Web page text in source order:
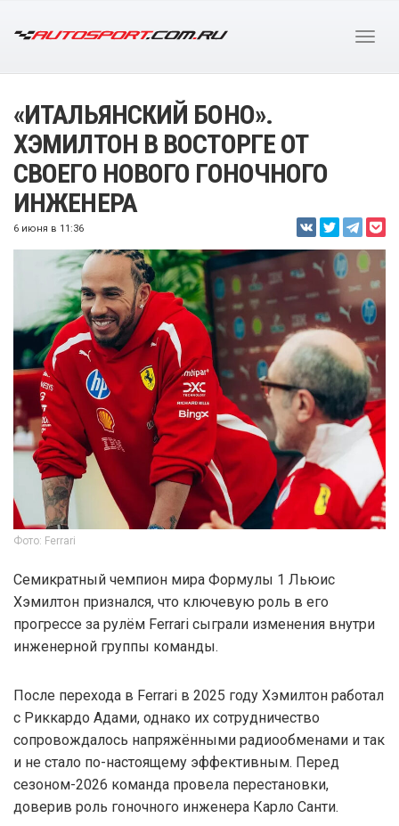
«ИТАЛЬЯНСКИЙ БОНО».
ХЭМИЛТОН В ВОСТОРГЕ ОТ
СВОЕГО НОВОГО ГОНОЧНОГО
ИНЖЕНЕРА
6 июня в 11:36
Фото: Ferrari
Семикратный чемпион мира Формулы 1 Льюис
Хэмилтон признался, что ключевую роль в его
прогрессе за рулём Ferrari сыграли изменения внутри
инженерной группы команды.
После перехода в Ferrari в 2025 году Хэмилтон работал
с Риккардо Адами, однако их сотрудничество
сопровождалось напряжёнными радиообменами и так
и не стало по-настоящему эффективным. Перед
сезоном-2026 команда провела перестановки,
доверив роль гоночного инженера Карло Санти.